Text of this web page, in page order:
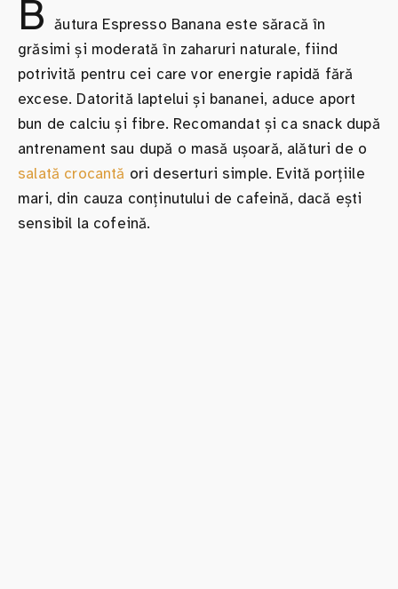
B ăutura Espresso Banana este săracă în
grăsimi și moderată în zaharuri naturale, fiind
potrivită pentru cei care vor energie rapidă fără
excese. Datorită laptelui și bananei, aduce aport
bun de calciu și fibre. Recomandat și ca snack după
antrenament sau după o masă ușoară, alături de o
salată crocantă ori deserturi simple. Evită porțiile
mari, din cauza conținutului de cafeină, dacă ești
sensibil la cofeină.